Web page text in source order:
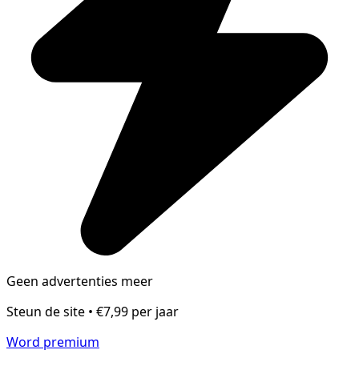
Geen advertenties meer
Steun de site • €7,99 per jaar
Word premium